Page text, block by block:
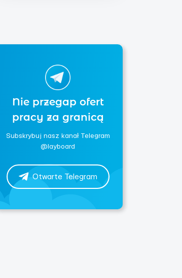
Nie przegap ofert
pracy za granicą
Subskrybuj nasz kanał Telegram
@layboard
Otwarte Telegram